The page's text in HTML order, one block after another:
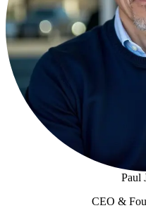
Paul
CEO &